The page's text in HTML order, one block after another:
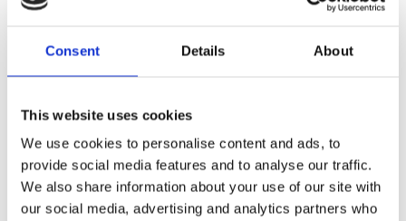
Consent Details About
This website uses cookies
We use cookies to personalise content and ads, to
provide social media features and to analyse our traffic.
We also share information about your use of our site with
our social media, advertising and analytics partners who
Caracteristici
Presiune maxima de functionare
270 bar